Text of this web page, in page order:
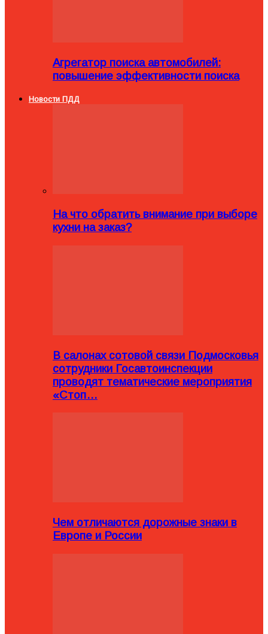
Агрегатор поиска автомобилей:
повышение эффективности поиска
Новости ПДД
На что обратить внимание при выборе
кухни на заказ?
В салонах сотовой связи Подмосковья
сотрудники Госавтоинспекции
проводят тематические мероприятия
«Стоп…
Чем отличаются дорожные знаки в
Европе и России